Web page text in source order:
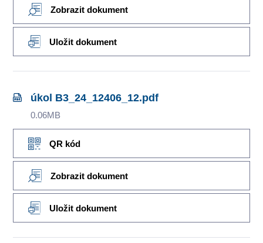
Zobrazit dokument
Uložit dokument
úkol B3_24_12406_12.pdf
0.06MB
QR kód
Zobrazit dokument
Uložit dokument